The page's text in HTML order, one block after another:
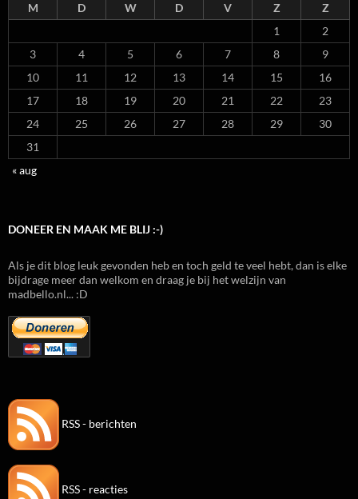
M D W D V Z
Z
1
2
3
4 5 6 7 8
9
10
11 12 13 14 15
16
17
18 19 20 21 22
23
24
25 26 27 28 29
30
31
« aug
DONEER EN MAAK ME BLIJ :-)
Als je dit blog leuk gevonden heb en toch geld te veel hebt, dan is elke
bijdrage meer dan welkom en draag je bij het welzijn van
madbello.nl... :D
RSS - berichten
RSS - reacties